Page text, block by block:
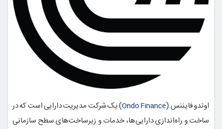
اوندو فایننس (Ondo Finance) یک شرکت مدیریت دارایی است که در
ساخت و راه‌اندازی دارایی‌ها، خدمات و زیرساخت‌های سطح سازمانی